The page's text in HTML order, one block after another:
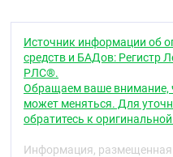
латанопрост не
фармакологического
сосудистую и
Фармакокинетика
Латанопрост
представляет собой
неактивен после
Источник информации об
средств и БАДов: Регистр
РЛС®.
Обращаем ваше внимание,
может меняться. Для
обратитесь к
Информация, размещенная